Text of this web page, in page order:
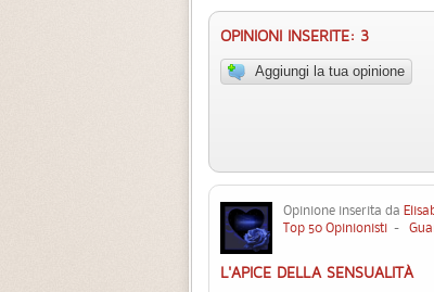
OPINIONI INSERITE: 3
Aggiungi la tua opinione
Opinione inserita da
Top 50 Opinionisti -
L'APICE DELLA SENSUALITÀ